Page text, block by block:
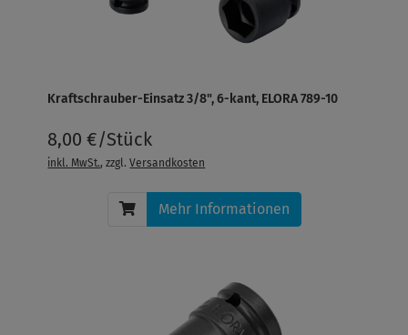
Kraftschrauber-Einsatz 3/8", 6-kant, ELORA 789-10
8,00 €/Stück
inkl. MwSt., zzgl.Versandkosten
Mehr Informationen